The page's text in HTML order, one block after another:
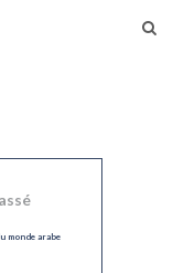
monde arabe